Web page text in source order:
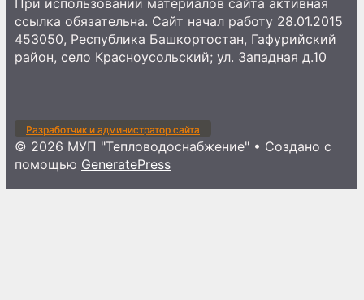
ссылка обязательна. Сайт начал работу 28.01.2015
453050, Республика Башкортостан, Гафурийский
район, село Красноусольский; ул. Западная д.10
Разработчик и администратор сайта
© 2026 МУП "Тепловодоснабжение" • Создано с
помощью GeneratePress